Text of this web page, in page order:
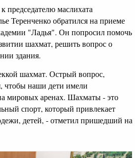
председателю маслихата
Теренченко обратился на приеме
"Ладья". Он попросил помочь
шахмат, решить вопрос о
здания.
шахмат. Острый вопрос,
чтобы наши дети имели
мировых аренах. Шахматы - это
спорт, который привлекает
детей, - отметил пришедший на